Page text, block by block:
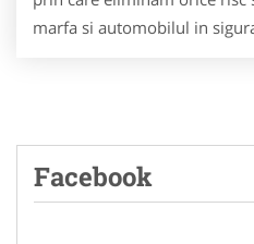
marfa si automobilul in
Facebook